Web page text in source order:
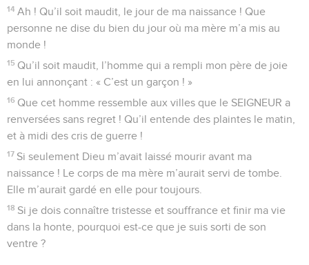
14 Ah ! Qu’il soit maudit, le jour de ma naissance ! Que
personne ne dise du bien du jour où ma mère m’a mis au
monde !
15 Qu’il soit maudit, l’homme qui a rempli mon père de joie
en lui annonçant : « C’est un garçon ! »
16 Que cet homme ressemble aux villes que le SEIGNEUR a
renversées sans regret ! Qu’il entende des plaintes le matin,
et à midi des cris de guerre !
17 Si seulement Dieu m’avait laissé mourir avant ma
naissance ! Le corps de ma mère m’aurait servi de tombe.
Elle m’aurait gardé en elle pour toujours.
18 Si je dois connaître tristesse et souffrance et finir ma vie
dans la honte, pourquoi est-ce que je suis sorti de son
ventre ?